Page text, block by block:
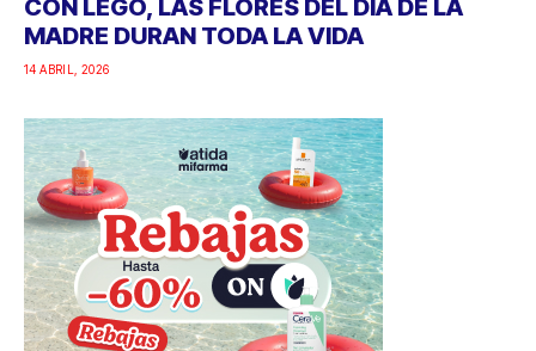
CON LEGO, LAS FLORES DEL DÍA DE LA
MADRE DURAN TODA LA VIDA
14 ABRIL, 2026